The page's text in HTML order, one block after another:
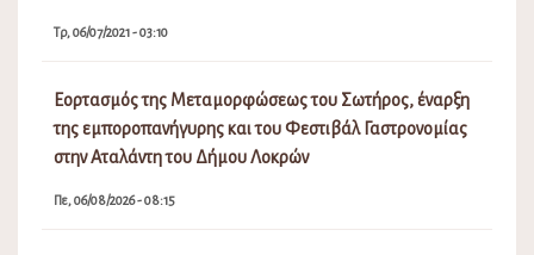
Τρ, 06/07/2021 - 03:10
Εορτασμός της Μεταμορφώσεως του Σωτήρος, έναρξη
της εμποροπανήγυρης και του Φεστιβάλ Γαστρονομίας
στην Αταλάντη του Δήμου Λοκρών
Πε, 06/08/2026 - 08:15